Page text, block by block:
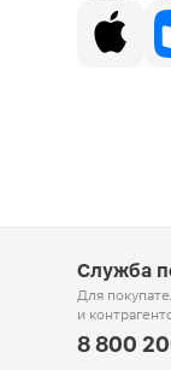
Служба
Для
и
8 800